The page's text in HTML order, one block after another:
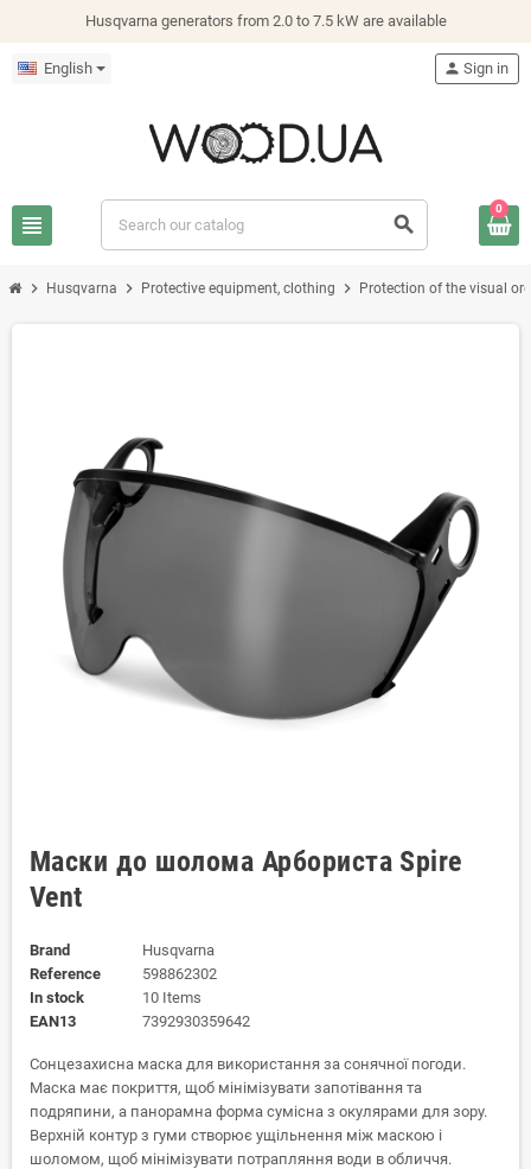
Husqvarna generators from 2.0 to 7.5 kW are available
English
view_headline search
person Sign in
0
chevron_right Husqvarna chevron_right Protective equipment, clothing chevron_right Protection of the visual
Маски до шолома Арбориста Spire
Vent
Brand
Husqvarna
Reference
598862302
In stock
10 Items
EAN13
7392930359642
Сонцезахисна маска для використання за сонячної погоди.
Маска має покриття, щоб мінімізувати запотівання та
подряпини, а панорамна форма сумісна з окулярами для зору.
Верхній контур з гуми створює ущільнення між маскою і
шоломом, щоб мінімізувати потрапляння води в обличчя.